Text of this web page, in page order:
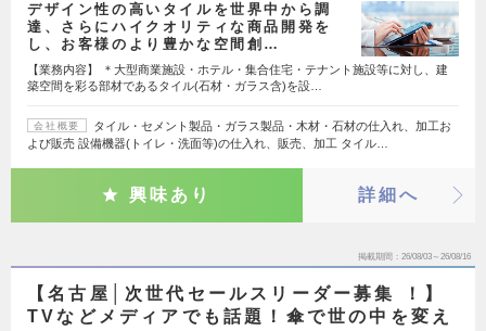
デザイン性の高いタイルを世界中から調
達、さらにハイクオリティな商品開発を
し、お客様のより豊かな空間創…
【業務内容】 ＊大型商業施設・ホテル・集合住宅・テナント施設等に対し、建
築空間を彩る部材であるタイル(石材・ガラス含)を設…
会社概要
タイル・セメント製品・ガラス製品・木材・石材の仕入れ、加工お
よび販売 設備機器(トイレ・洗面等)の仕入れ、販売、加工 タイル…
興味あり 詳細へ
掲載期間 26/08/03～26/08/16
【名古屋│次世代セールスリーダー募集 ！】
TVなどメディアでも話題！傘で世の中を変え